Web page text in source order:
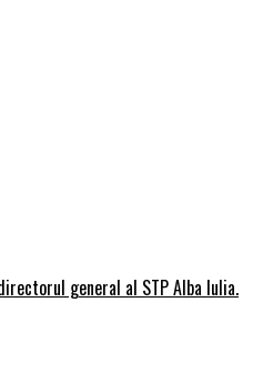
general al STP Alba Iulia.